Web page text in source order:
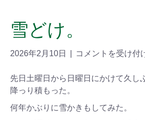
雪どけ。
2026年2月10日 コメントを受け付
先日土曜日から日曜日にかけて久し
降っり積もった。
何年かぶりに雪かきもしてみた。